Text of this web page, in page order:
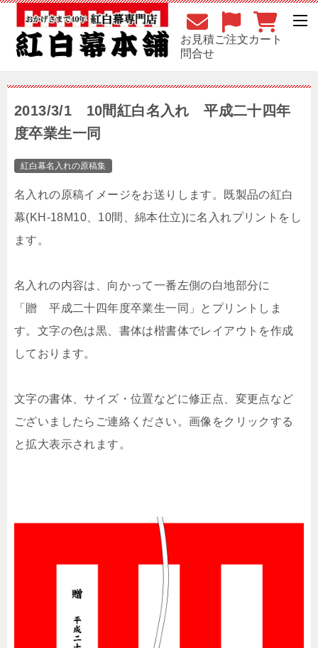
お見積
問合せ
ご注文カート
2013/3/1 10間紅白名入れ 平成二十四年
度卒業生一同
紅白幕名入れの原稿集
名入れの原稿イメージをお送りします。既製品の紅白
幕(KH-18M10、10間、綿本仕立)に名入れプリントをし
ます。
名入れの内容は、向かって一番左側の白地部分に
「贈 平成二十四年度卒業生一同」とプリントしま
す。文字の色は黒、書体は楷書体でレイアウトを作成
しております。
文字の書体、サイズ・位置などに修正点、変更点など
ございましたらご連絡ください。画像をクリックする
と拡大表示されます。